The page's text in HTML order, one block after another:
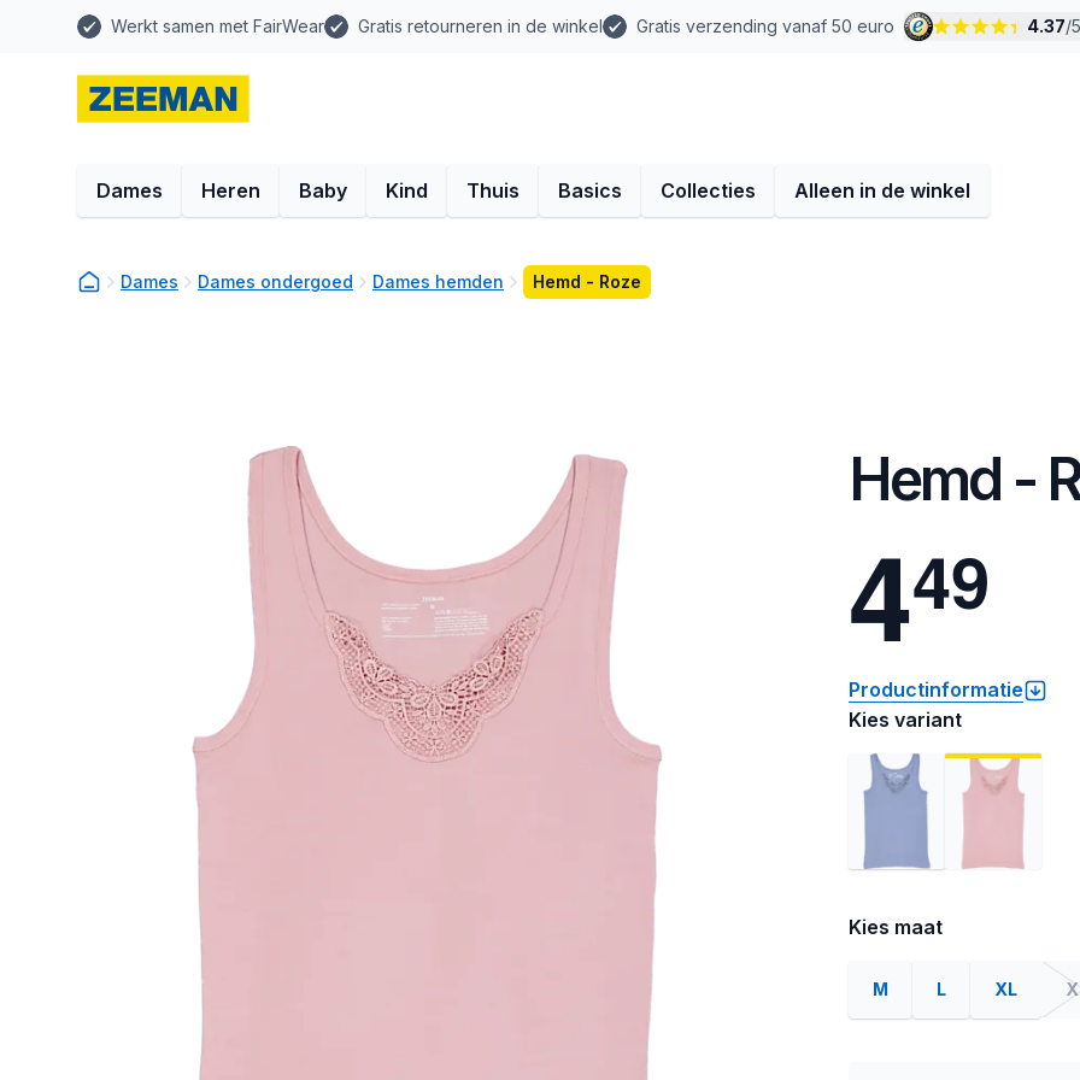
Werkt samen met FairWear Gratis retourneren in de winkel Gratis verzending vanaf 50 euro 4.37/
Dames Heren Baby Kind Thuis Basics Collecties Alleen in de winkel
Dames Dames ondergoed Dames hemden Hemd - Roze
Hemd -
449
Productinformatie
Kies variant
Kies maat
M L XL